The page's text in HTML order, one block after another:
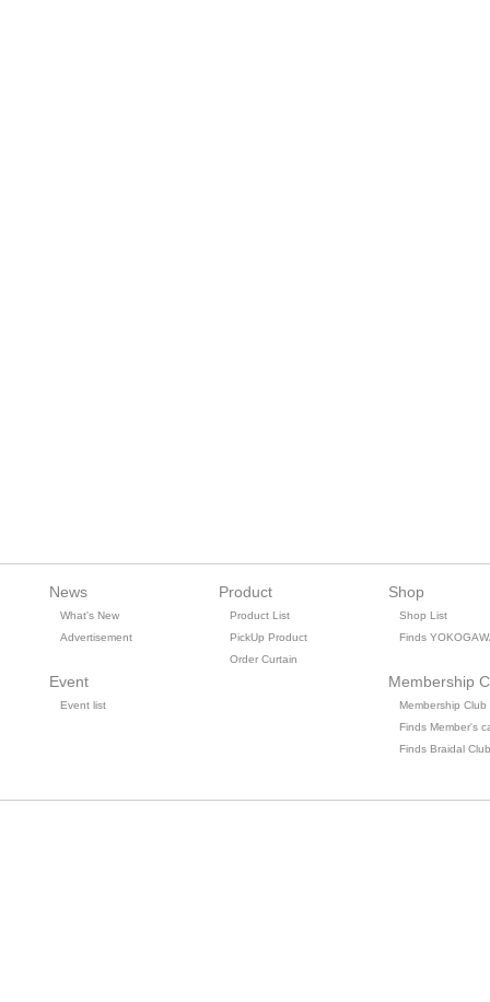
News
What's New
Advertisement
Event
Event list
Product
Product List
PickUp Product
Order Curtain
Shop
Shop List
Finds
Membership
Membership Club
Finds Member's
Finds Braidal Club